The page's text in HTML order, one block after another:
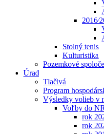
Stolný tenis
Kulturistika
Pozemkové
Úrad
Tlačivá
Program
Výsledky volieb v
Voľby do
rok
rok